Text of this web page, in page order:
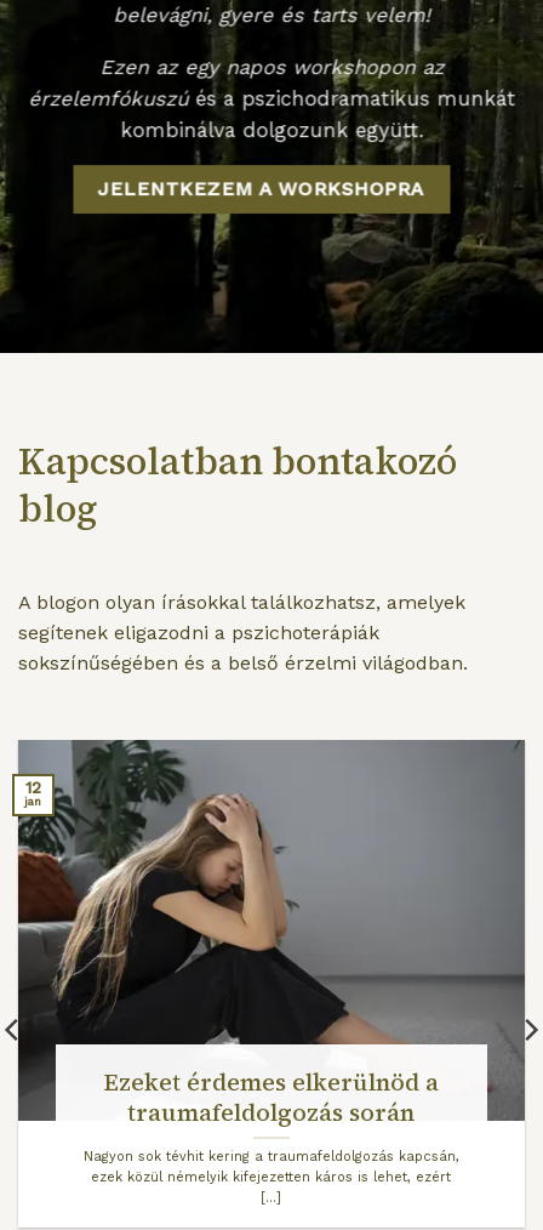
belevágni, gyere és tarts velem!
Ezen az egy napos workshopon az
érzelemfókuszúés a pszichodramatikus munkát
kombinálva dolgozunk együtt.
JELENTKEZEM A WORKSHOPRA
Kapcsolatban bontakozó
blog
A blogon olyan írásokkal találkozhatsz, amelyek
segítenek eligazodni a pszichoterápiák
sokszínűségében és a belső érzelmi világodban.
Ezeket érdemes elkerülnöd a
traumafeldolgozás során
Nagyon sok tévhit kering a traumafeldolgozás kapcsán,
ezek közül némelyik kifejezetten káros is lehet, ezért
[...]
12
jan